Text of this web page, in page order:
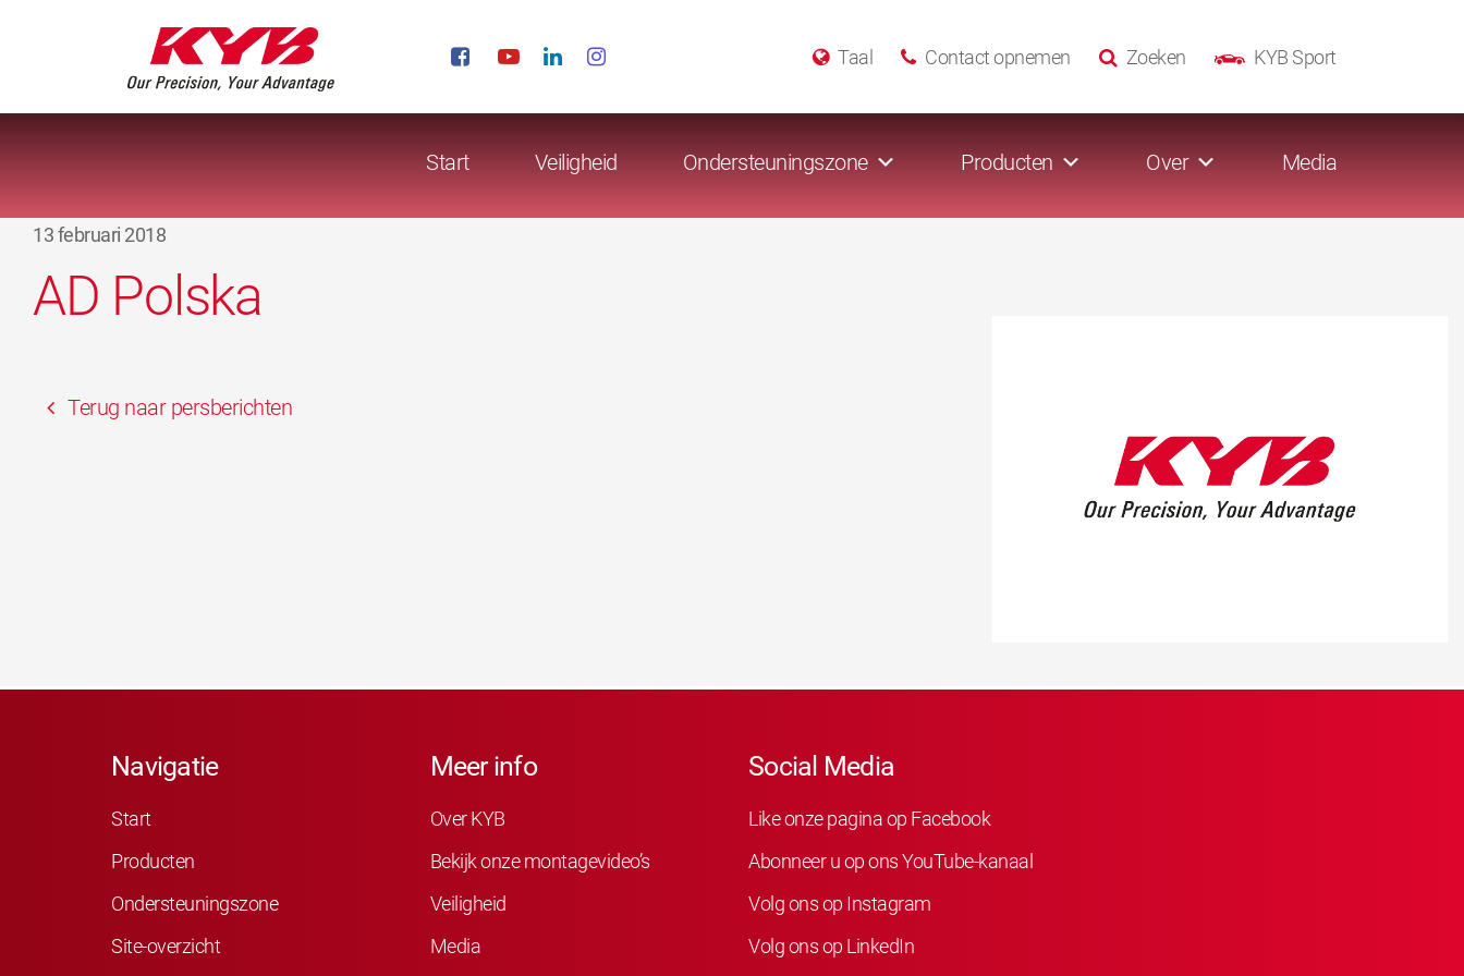
KYB Sport
Zoeken
Contact opnemen
Taal
Start Veiligheid Ondersteuningszone Producten Over Media
13 februari 2018
AD Polska
Terug naar persberichten
Navigatie
Start
Producten
Ondersteuningszone
Site-overzicht
Meer info
Over KYB
Bekijk onze montagevideo’s
Veiligheid
Media
Social Media
Like onze pagina op Facebook
Abonneer u op ons YouTube-kanaal
Volg ons op Instagram
Volg ons op LinkedIn